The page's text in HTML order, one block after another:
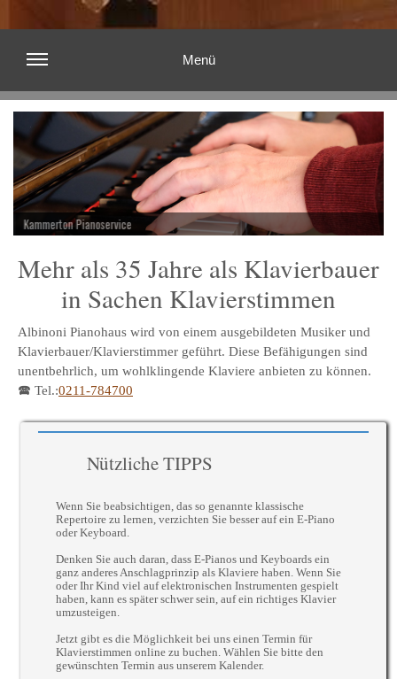
Menü
Kammerton Pianoservice
Mehr als 35 Jahre als Klavierbauer
in Sachen Klavierstimmen
Albinoni Pianohaus wird von einem ausgebildeten Musiker und
Klavierbauer/Klavierstimmer geführt. Diese Befähigungen sind
unentbehrlich, um wohlklingende Klaviere anbieten zu können.
🕿 Tel.:0211-784700
Nützliche TIPPS
Wenn Sie beabsichtigen, das so genannte klassische
Repertoire zu lernen, verzichten Sie besser auf ein E-Piano
oder Keyboard.
Denken Sie auch daran, dass E-Pianos und Keyboards ein
ganz anderes Anschlagprinzip als Klaviere haben. Wenn Sie
oder Ihr Kind viel auf elektronischen Instrumenten gespielt
haben, kann es später schwer sein, auf ein richtiges Klavier
umzusteigen.
Jetzt gibt es die Möglichkeit bei uns einen Termin für
Klavierstimmen online zu buchen. Wählen Sie bitte den
gewünschten Termin aus unserem Kalender.